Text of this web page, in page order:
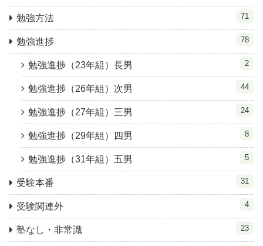
勉強方法 71
勉強進捗 78
勉強進捗（23年組）長男 2
勉強進捗（26年組）次男 44
勉強進捗（27年組）三男 24
勉強進捗（29年組）四男 8
勉強進捗（31年組）五男 5
受験本番 31
受験関連外 4
塾なし・非常識 23